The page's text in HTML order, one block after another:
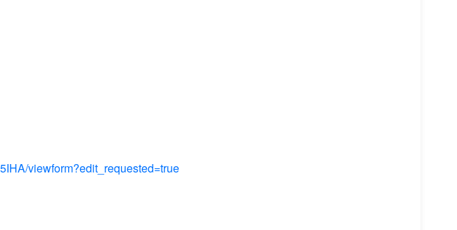
viewform?edit_requested=true